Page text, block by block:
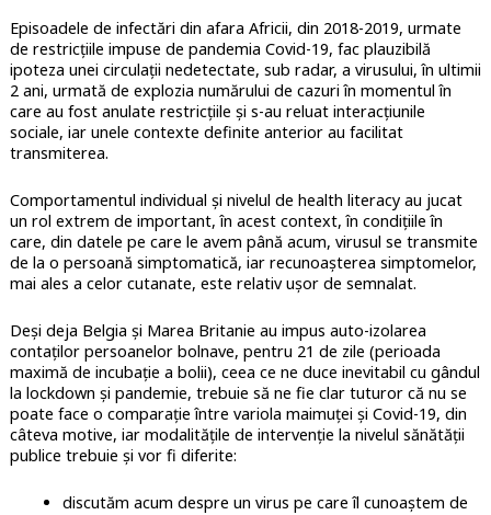
Episoadele de infectări din afara Africii, din 2018-2019, urmate
de restricțiile impuse de pandemia Covid-19, fac plauzibilă
ipoteza unei circulații nedetectate, sub radar, a virusului, în ultimii
2 ani, urmată de explozia numărului de cazuri în momentul în
care au fost anulate restricțiile și s-au reluat interacțiunile
sociale, iar unele contexte definite anterior au facilitat
transmiterea.
Comportamentul individual și nivelul de health literacy au jucat
un rol extrem de important, în acest context, în condițiile în
care, din datele pe care le avem până acum, virusul se transmite
de la o persoană simptomatică, iar recunoașterea simptomelor,
mai ales a celor cutanate, este relativ ușor de semnalat.
Deși deja Belgia și Marea Britanie au impus auto-izolarea
contaților persoanelor bolnave, pentru 21 de zile (perioada
maximă de incubație a bolii), ceea ce ne duce inevitabil cu gândul
la lockdown și pandemie, trebuie să ne fie clar tuturor că nu se
poate face o comparație între variola maimuței și Covid-19, din
câteva motive, iar modalitățile de intervenție la nivelul sănătății
publice trebuie și vor fi diferite:
discutăm acum despre un virus pe care îl cunoaștem de